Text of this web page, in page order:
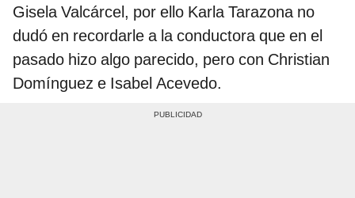
Gisela Valcárcel, por ello Karla Tarazona no
dudó en recordarle a la conductora que en el
pasado hizo algo parecido, pero con Christian
Domínguez e Isabel Acevedo.